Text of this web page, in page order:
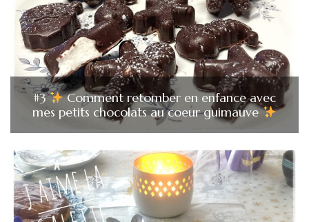
#3
Comment retomber en enfance avec
mes petits chocolats au coeur guimauve